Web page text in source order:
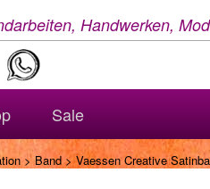
Handwerken,
Sale
>Band> Vaessen Creative